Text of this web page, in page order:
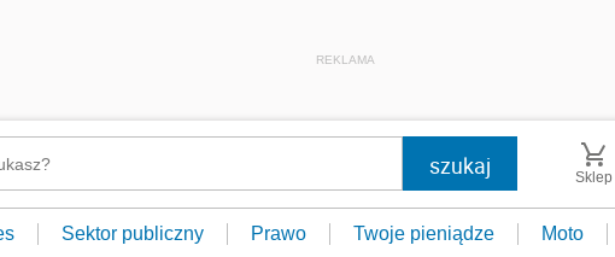
REKLAMA
Sklep
Sektor publiczny Prawo Twoje pieniądze Moto